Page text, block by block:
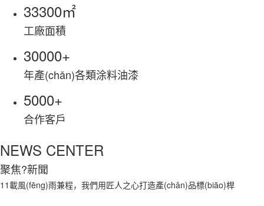
33300㎡
工廠面積
30000+
年產(chǎn)各類涂料油漆
5000+
合作客戶
NEWS CENTER
聚焦?新聞
11載風(fēng)雨兼程，我們用匠人之心打造產(chǎn)品標(biāo)桿